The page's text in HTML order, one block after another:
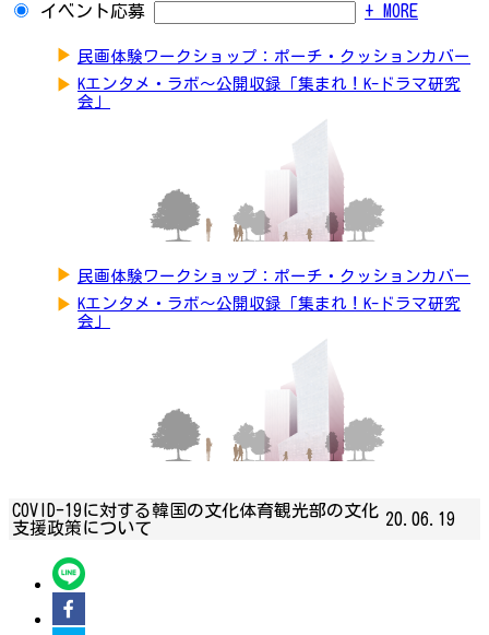
イベント応募 + MORE
▶ 民画体験ワークショップ：ポーチ・クッションカバー
▶ Kエンタメ・ラボ～公開収録「集まれ！K-ドラマ研究
会」
▶ 民画体験ワークショップ：ポーチ・クッションカバー
▶ Kエンタメ・ラボ～公開収録「集まれ！K-ドラマ研究
会」
COVID-19に対する韓国の文化体育観光部の文化
支援政策について
20.06.19